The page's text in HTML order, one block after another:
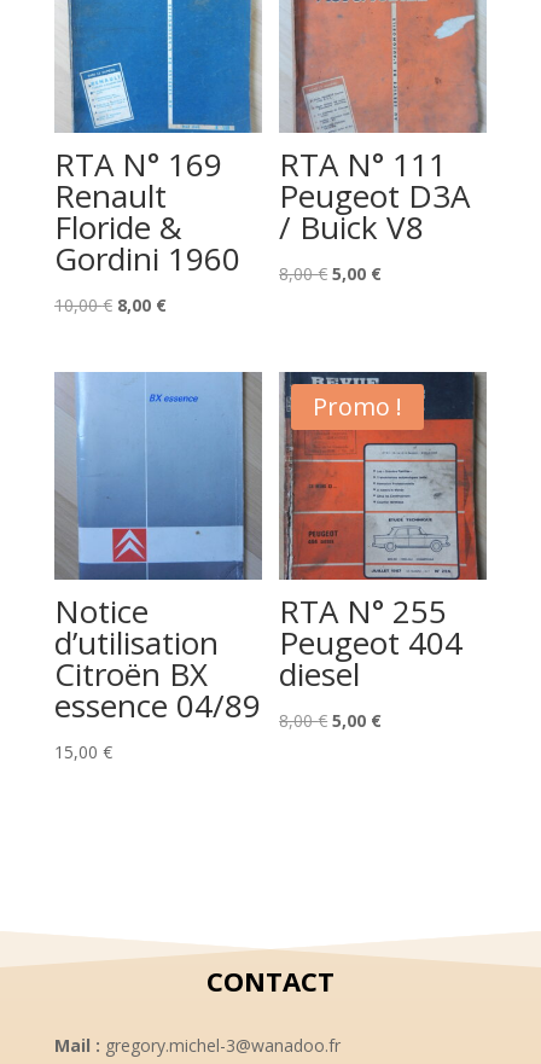
RTA N° 169
Renault
Floride &
Gordini 1960
10,00€ Le
initial
était :
8,00 €Le
actuel
est :
RTA N° 111
Peugeot D3A
/ Buick V8
8,00€ Le
était :
8,00 €.
5,00 €Le
est :
5,00 €.
Notice
d’utilisation
Citroën BX
essence 04/89
15,00 €
Promo !
RTA N° 255
Peugeot 404
diesel
8,00€ Le
5,00 €Le
CONTACT
Mail : gregory.michel-3@wanadoo.fr